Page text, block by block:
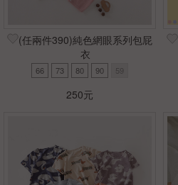
(任兩件390)純色網眼系列包屁
衣
66 73 80 90 59
250元